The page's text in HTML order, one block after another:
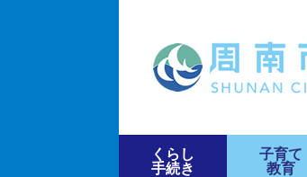
くらし
手続き
子育て
教育